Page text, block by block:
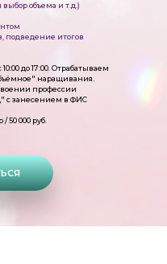
10:00 до 17:00. Отрабатываем
наращивания.
профессии
с занесением в ФИС
50 000 руб.
объема и т.д.)
подведение итогов